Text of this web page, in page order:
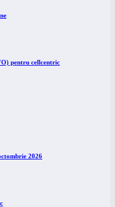
pentru cellcentric
2026